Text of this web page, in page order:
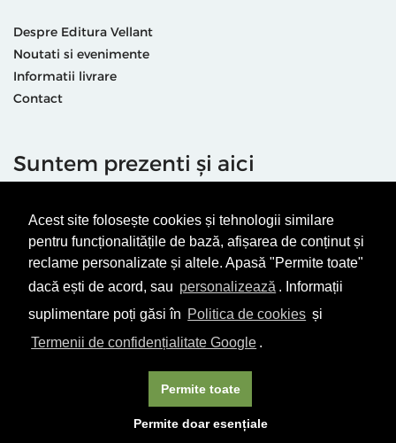
Acest site folosește cookies și tehnologii similare
pentru funcționalitățile de bază, afișarea de conținut și
reclame personalizate și altele. Apasă "Permite toate"
dacă ești de acord, sau personalizează . Informații
suplimentare poți găsi în Politica de cookies și
Termenii de confidențialitate Google .
Permite doar esențiale
Permite toate
Despre Editura Vellant
Noutati si evenimente
Informatii livrare
Contact
Suntem prezenti și aici
Termeni & condiții
Politică de utilizare cookie-uri
Politică de Confidențialitate
ANPC
© Editura Vellant 2026 | ® Conținut cu drepturi protejate